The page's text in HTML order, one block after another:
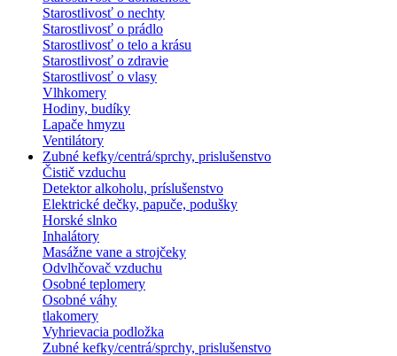
Starostlivosť o nechty
Starostlivosť o prádlo
Starostlivosť o telo a krásu
Starostlivosť o zdravie
Starostlivosť o vlasy
Vlhkomery
Hodiny, budíky
Lapače hmyzu
Ventilátory
Zubné kefky/centrá/sprchy, prislušenstvo
Čistič vzduchu
Detektor alkoholu, príslušenstvo
Elektrické dečky, papuče, podušky
Horské slnko
Inhalátory
Masážne vane a strojčeky
Odvlhčovač vzduchu
Osobné teplomery
Osobné váhy
tlakomery
Vyhrievacia podložka
Zubné kefky/centrá/sprchy, prislušenstvo